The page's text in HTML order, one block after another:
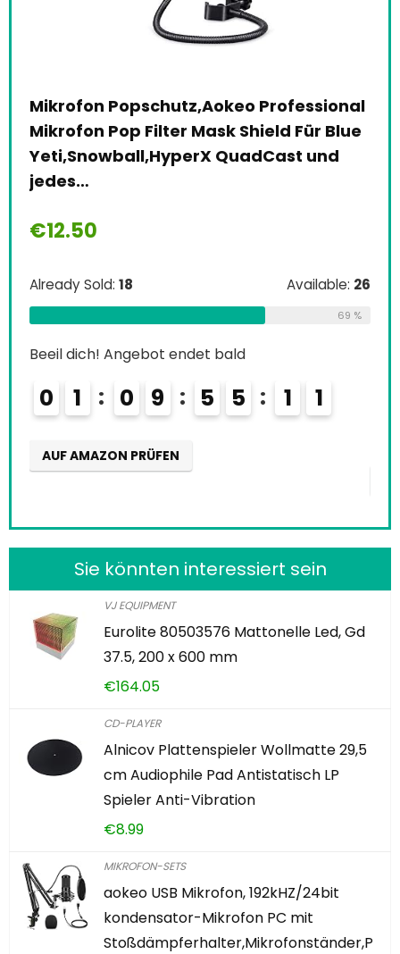
Mikrofon Popschutz,Aokeo Professional
Mikrofon Pop Filter Mask Shield Für Blue
Yeti,Snowball,HyperX QuadCast und
jedes…
€12.50
Already Sold: 18 Available: 26
69 %
Beeil dich! Angebot endet bald
0 1 0 9 5 5 1 0
AUF AMAZON PRÜFEN
Sie könnten interessiert sein
VJ EQUIPMENT
Eurolite 80503576 Mattonelle Led, Gd
37.5, 200 x 600 mm
€164.05
CD-PLAYER
Alnicov Plattenspieler Wollmatte 29,5
cm Audiophile Pad Antistatisch LP
Spieler Anti-Vibration
€8.99
MIKROFON-SETS
aokeo USB Mikrofon, 192kHZ/24bit
kondensator-Mikrofon PC mit
Stoßdämpferhalter,Mikrofonständer,P